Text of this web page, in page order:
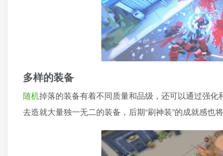
多样的装备
随机掉落的装备有着不同质量和品级，还可以通过强
去造就大量独一无二的装备，后期“刷神装”的成就感也